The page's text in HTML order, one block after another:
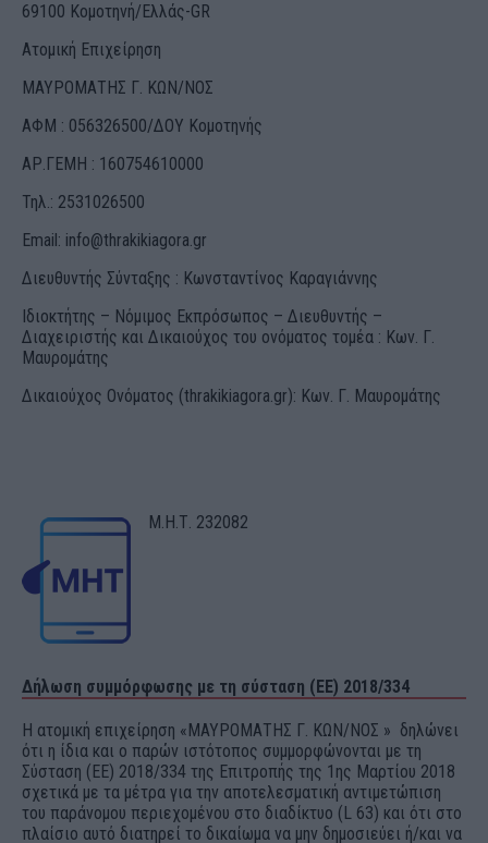
69100 Κομοτηνή/Ελλάς-GR
Ατομική Επιχείρηση
ΜΑΥΡΟΜΑΤΗΣ Γ. ΚΩΝ/ΝΟΣ
ΑΦΜ : 056326500/ΔOΥ Κομοτηνής
ΑΡ.ΓΕΜΗ : 160754610000
Τηλ.: 2531026500
Email: info@thrakikiagora.gr
Διευθυντής Σύνταξης : Κωνσταντίνος Καραγιάννης
Ιδιοκτήτης – Νόμιμος Εκπρόσωπος – Διευθυντής –
Διαχειριστής και Δικαιούχος του ονόματος τομέα : Κων. Γ.
Μαυρομάτης
Δικαιούχος Ονόματος (thrakikiagora.gr): Κων. Γ. Μαυρομάτης
Μ.Η.Τ. 232082
Δήλωση συμμόρφωσης με τη σύσταση (ΕΕ) 2018/334
Η ατομική επιχείρηση «ΜΑΥΡΟΜΑΤΗΣ Γ. ΚΩΝ/ΝΟΣ » δηλώνει
ότι η ίδια και ο παρών ιστότοπος συμμορφώνονται με τη
Σύσταση (ΕΕ) 2018/334 της Επιτροπής της 1ης Μαρτίου 2018
σχετικά με τα μέτρα για την αποτελεσματική αντιμετώπιση
του παράνομου περιεχομένου στο διαδίκτυο (L 63) και ότι στο
πλαίσιο αυτό διατηρεί το δικαίωμα να μην δημοσιεύει ή/και να